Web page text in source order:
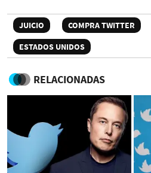
JUICIO COMPRA TWITTER
ESTADOS UNIDOS
RELACIONADAS